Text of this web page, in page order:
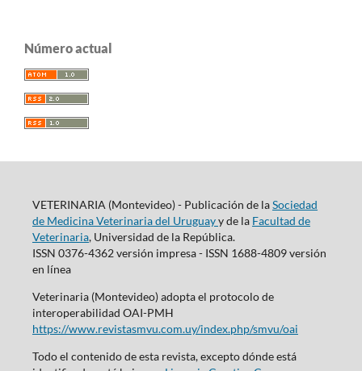
Número actual
VETERINARIA (Montevideo) - Publicación de laSociedad
de Medicina Veterinaria del Uruguayy de la Facultad de
Veterinaria, Universidad de la República.
ISSN 0376-4362 versión impresa - ISSN 1688-4809 versión
en línea
Veterinaria (Montevideo) adopta el protocolo de
interoperabilidad OAI-PMH
https://www.revistasmvu.com.uy/index.php/smvu/oai
Todo el contenido de esta revista, excepto dónde está